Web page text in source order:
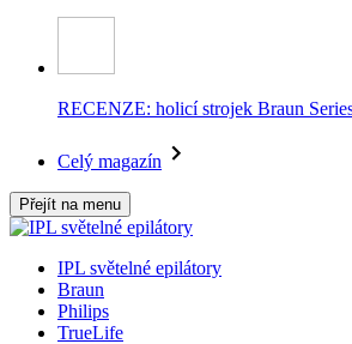
RECENZE: holicí strojek Braun
Celý magazín
Přejít na menu
IPL světelné epilátory
Braun
Philips
TrueLife